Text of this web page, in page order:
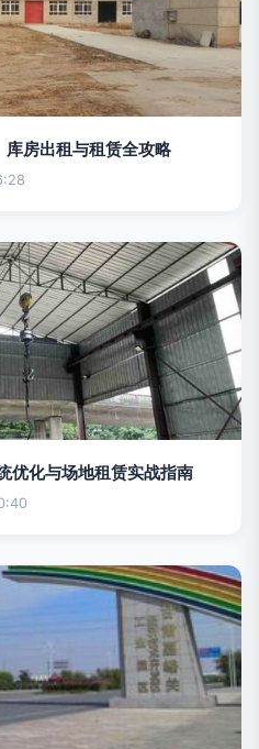
房出租与租赁全攻略
优化与场地租赁实战指南